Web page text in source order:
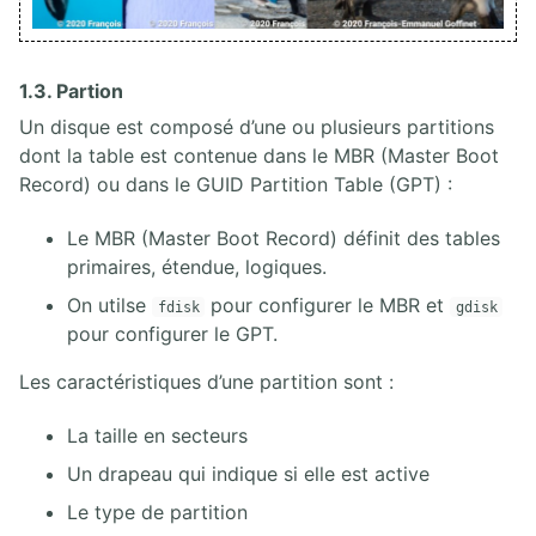
3. Services d'infrastructure
4. Services de partage
6. Services de Messagerie
7. Services de surveillance
8. Apache HTTP Server
9. Nginx
III. VIRTUALISATION LINUX
1. VIRTUALISATION MATÉRIELLE
1.1. Introduction à la virtualisation
1.3. Virtualisation Xen
1.5. Gestion des images
1.6. Infrastructure de virtualisation
1.3. Partion
Un disque est composé d’une ou plusieurs partitions
dont la table est contenue dans le MBR (Master Boot
Record) ou dans le GUID Partition Table (GPT) :
Le MBR (Master Boot Record) définit des tables
primaires, étendue, logiques.
On utilse
fdisk pour configurer le MBR et gdisk
pour configurer le GPT.
Les caractéristiques d’une partition sont :
La taille en secteurs
Un drapeau qui indique si elle est active
Le type de partition